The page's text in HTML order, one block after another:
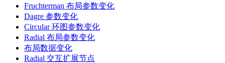
Fruchterman 布局参数变化
Dagre 参数变化
Circular 环图参数变化
Radial 布局参数变化
布局数据变化
Radial 交互扩展节点